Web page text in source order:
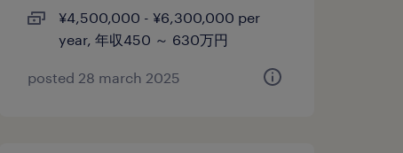
¥4,500,000 - ¥6,300,000 per
year, 年収450 ～ 630万円
posted 28 march 2025